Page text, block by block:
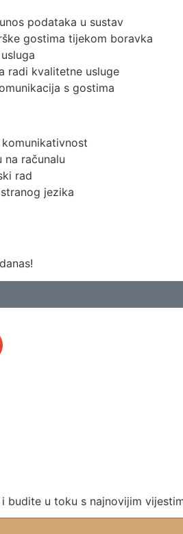
podataka u sustav
gostima tijekom boravka
radi kvalitetne usluge
s gostima
na računalu
rad
jezika
budite u toku s najnovijim